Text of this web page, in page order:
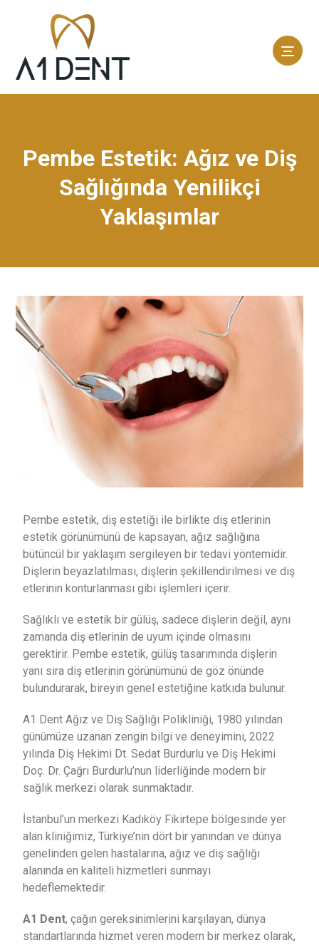
Pembe Estetik: Ağız ve Diş
Sağlığında Yenilikçi
Yaklaşımlar
Pembe estetik, diş estetiği ile birlikte diş etlerinin
estetik görünümünü de kapsayan, ağız sağlığına
bütüncül bir yaklaşım sergileyen bir tedavi yöntemidir.
Dişlerin beyazlatılması, dişlerin şekillendirilmesi ve diş
etlerinin konturlanması gibi işlemleri içerir.
Sağlıklı ve estetik bir gülüş, sadece dişlerin değil, aynı
zamanda diş etlerinin de uyum içinde olmasını
gerektirir. Pembe estetik, gülüş tasarımında dişlerin
yanı sıra diş etlerinin görünümünü de göz önünde
bulundurarak, bireyin genel estetiğine katkıda bulunur.
A1 Dent Ağız ve Diş Sağlığı Polikliniği, 1980 yılından
günümüze uzanan zengin bilgi ve deneyimini, 2022
yılında Diş Hekimi Dt. Sedat Burdurlu ve Diş Hekimi
Doç. Dr. Çağrı Burdurlu’nun liderliğinde modern bir
sağlık merkezi olarak sunmaktadır.
İstanbul’un merkezi Kadıköy Fikirtepe bölgesinde yer
alan kliniğimiz, Türkiye’nin dört bir yanından ve dünya
genelinden gelen hastalarına, ağız ve diş sağlığı
alanında en kaliteli hizmetleri sunmayı
hedeflemektedir.
A1 Dent, çağın gereksinimlerini karşılayan, dünya
standartlarında hizmet veren modern bir merkez olarak,